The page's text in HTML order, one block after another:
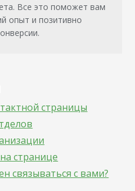
Все это поможет вам
опыт и позитивно
страницы
странице
связываться с вами?